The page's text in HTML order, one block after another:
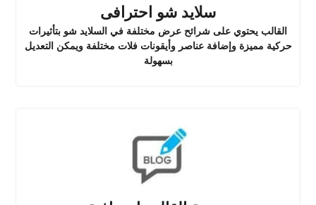
سلايد شو احترافى
القالب يحتوي على شرائح عرض مختلفة في السلايد شو بتأثيرات
حركية مميزة وإضافة عناصر وأيقونات فلات مختلفة ويمكن التعديل
بسهولة